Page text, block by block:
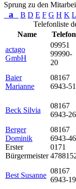
Sprung zu den
a B D E F G H K L
Telefonliste
Name
Telefon
actago
GmbH
09951
99990-
20
Baier
Marianne
08167
6943-51
Beck Silvia
08167
6943-26
Berger
Dominik
Erster
Bürgermeister
08167
6943-46
0171
Best Susanne
08167
6943-19